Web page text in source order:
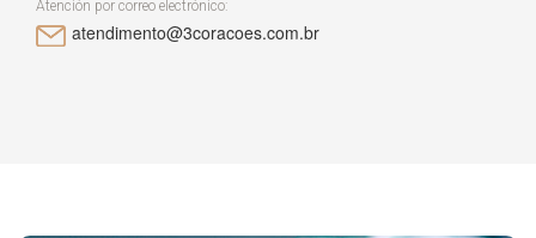
Atención por correo electrónico:
atendimento@3coracoes.com.br